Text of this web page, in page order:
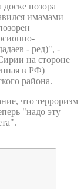
позора
имамами
- ред)", -
на стороне
в РФ)
района.
что терроризм
"надо эту